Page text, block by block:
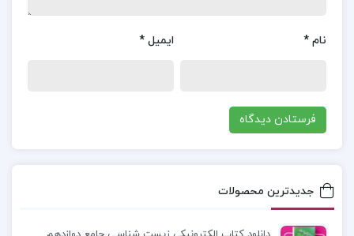
درون ظرف غدا می‌افتد.
آر هرگنهان :کتاب مقدمه‌ای بر نظریه‌های یادگیری
تئوری‌های اصلی، از جمله کارکردگرایی، تداعی‌گرایی، و
شناخت‌گرایی می‌پردازد. این کتاب مناسب دانشجویان
نام * ایمیل *
جدیدترین محصولات